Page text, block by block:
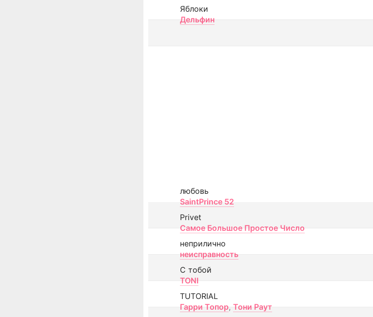
Яблоки
Дельфин
любовь
SaintPrince 52
Privet
Самое Большое Простое Число
неприлично
неисправность
С тобой
TONI
TUTORIAL
Гарри Топор, Тони Раут